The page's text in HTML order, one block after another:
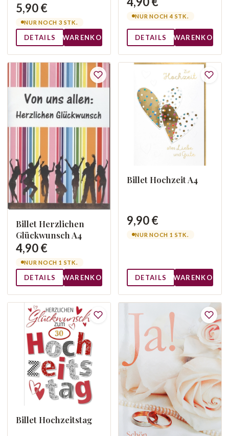
5,90 €
NUR NOCH 3 STK.
DETAILS WARENKORB
NUR NOCH 4 STK.
DETAILS WARENKORB
Billet Herzlichen
Glückwunsch A4
4,90 €
NUR NOCH 1 STK.
DETAILS WARENKORB
Billet Hochzeit A4
9,90 €
NUR NOCH 1 STK.
DETAILS WARENKORB
Billet Hochzeitstag